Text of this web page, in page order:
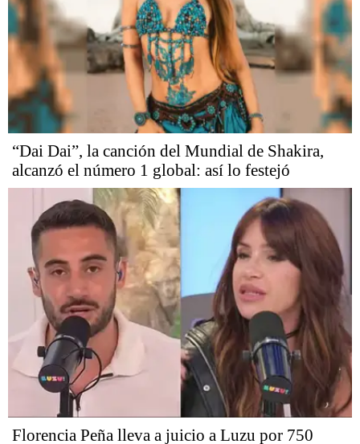
“Dai Dai”, la canción del Mundial de Shakira,
alcanzó el número 1 global: así lo festejó
Florencia Peña lleva a juicio a Luzu por 750